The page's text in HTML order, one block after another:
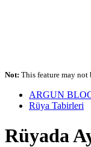
Not: This feature may not
ARGUN
Rüya Tabirleri
Rüyada